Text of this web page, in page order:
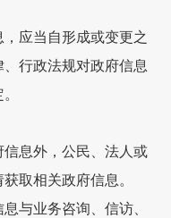
，应当自形成或变更之
、行政法规对政府信息
信息外，公民、法人或
获取相关政府信息。
息与业务咨询、信访